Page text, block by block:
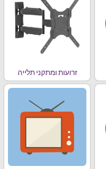
זרועות ומתקני תלייה